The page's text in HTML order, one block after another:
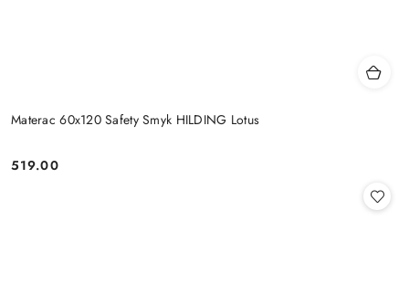
Materac 60x120 Safety Smyk HILDING Lotus
Cena:
519.00